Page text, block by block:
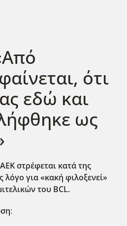
ότι
εδώ και
ως
στρέφεται κατά της
για «κακή φιλοξενεί»
του BCL.
: